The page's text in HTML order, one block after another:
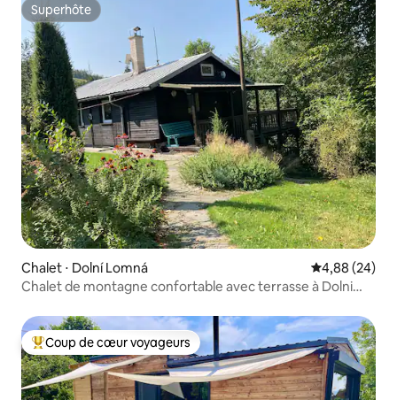
Superhôte
Superhôte
Chalet ⋅ Dolní Lomná Évaluation
4,88 (24)
Chalet de montagne confortable avec terrasse à Dolni
Coups de cœur voyageurs les plus appréciés
Coup de cœur voyageurs